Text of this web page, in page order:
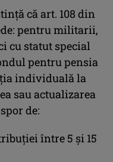
că art. 108 din
pentru militarii,
cu statut special
pentru pensia
individuală la
sau actualizarea
de:
între 5 și 15